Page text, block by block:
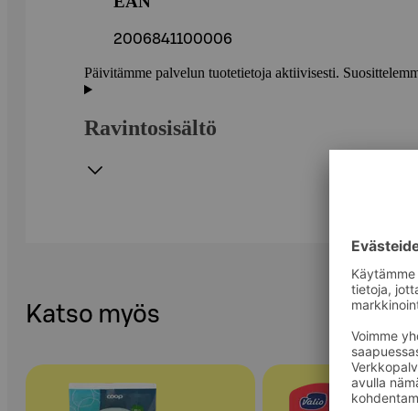
2006841100006
Päivitämme palvelun tuotetietoja aktiivisesti.
Ravintosisältö
Katso myös